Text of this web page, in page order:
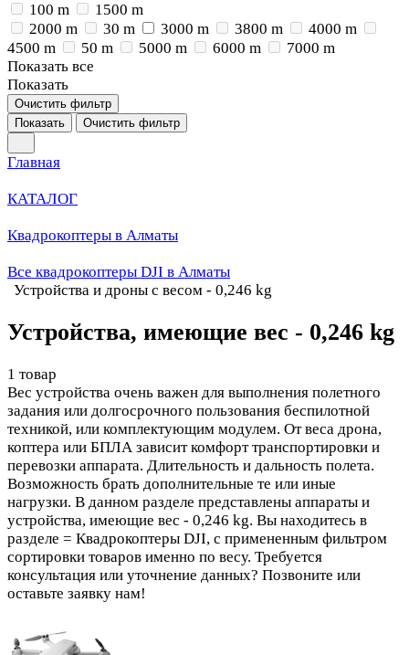
100 m
1500 m
2000 m
30 m 3000 m 3800 m
4000 m
4500 m
50 m 5000 m 6000 m
7000 m
Показать все
Показать
Очистить фильтр
Показать
Очистить фильтр
Главная
КАТАЛОГ
Квадрокоптеры в Алматы
Все квадрокоптеры DJI в Алматы
Устройства и дроны с весом - 0,246 kg
Устройства, имеющие вес - 0,246 kg
1 товар
Вес устройства очень важен для выполнения полетного
задания или долгосрочного пользования беспилотной
техникой, или комплектующим модулем. От веса дрона,
коптера или БПЛА зависит комфорт транспортировки и
перевозки аппарата. Длительность и дальность полета.
Возможность брать дополнительные те или иные
нагрузки. В данном разделе представлены аппараты и
устройства, имеющие вес - 0,246 kg. Вы находитесь в
разделе = Квадрокоптеры DJI, с примененным фильтром
сортировки товаров именно по весу. Требуется
консультация или уточнение данных? Позвоните или
оставьте заявку нам!